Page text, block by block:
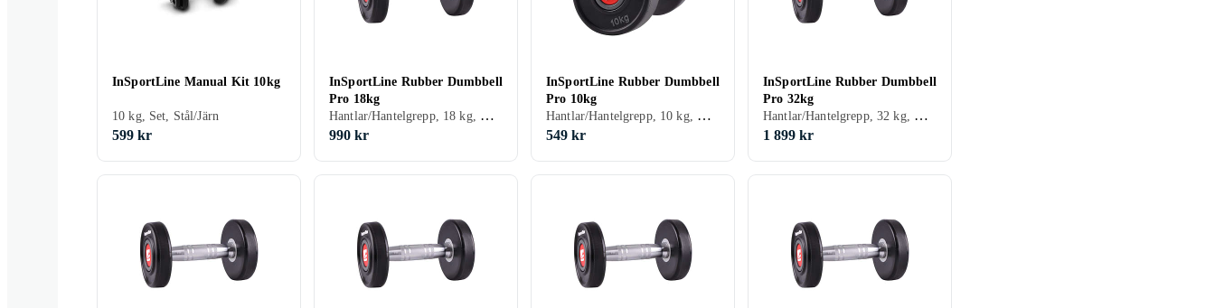
InSportLine Manual Kit 10kg
10 kg, Set, Stål/Järn
599 kr
InSportLine Rubber Dumbbell
Pro 18kg
Hantlar/Hantelgrepp, 18 kg, Gummi
990 kr
InSportLine Rubber Dumbbell
Pro 10kg
Hantlar/Hantelgrepp, 10 kg, Gummi
549 kr
InSportLine Rubber Dumbbell
Pro 32kg
Hantlar/Hantelgrepp, 32 kg, Gummi
1 899 kr